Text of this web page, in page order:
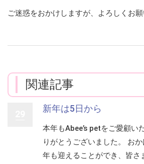
ご迷惑をおかけしますが、よろしくお願
関連記事
新年は5日から
本年もAbee’s petをご愛顧い
りがとうございました。 お
年も迎えることができ、皆さ